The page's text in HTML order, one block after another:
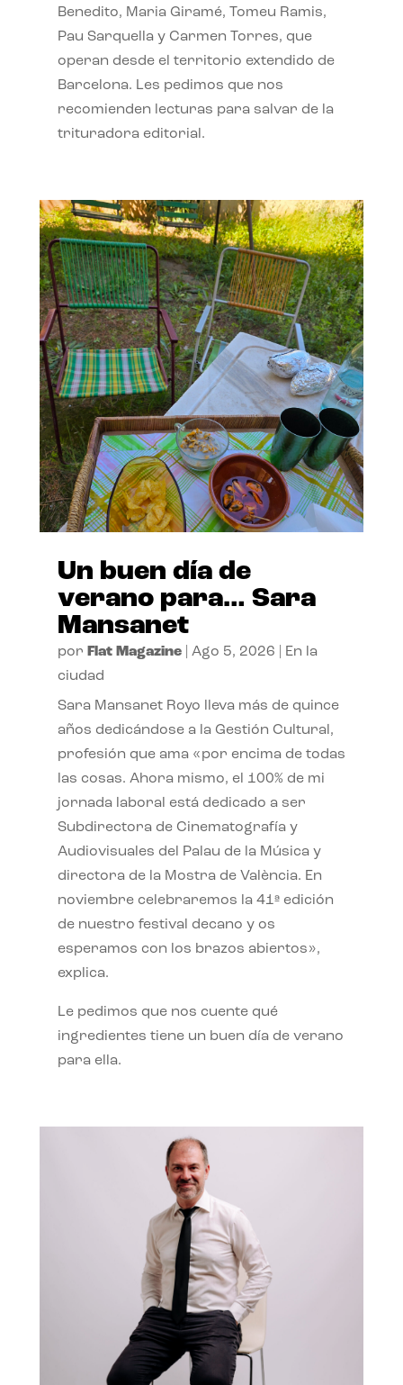
Benedito, Maria Giramé, Tomeu Ramis,
Pau Sarquella y Carmen Torres, que
operan desde el territorio extendido de
Barcelona. Les pedimos que nos
recomienden lecturas para salvar de la
trituradora editorial.
Un buen día de
verano para… Sara
Mansanet
por Flat Magazine| Ago 5, 2026
En la
ciudad
Sara Mansanet Royo lleva más de quince
años dedicándose a la Gestión Cultural,
profesión que ama «por encima de todas
las cosas. Ahora mismo, el 100% de mi
jornada laboral está dedicado a ser
Subdirectora de Cinematografía y
Audiovisuales del Palau de la Música y
directora de la Mostra de València. En
noviembre celebraremos la 41ª edición
de nuestro festival decano y os
esperamos con los brazos abiertos»,
explica.
Le pedimos que nos cuente qué
ingredientes tiene un buen día de verano
para ella.